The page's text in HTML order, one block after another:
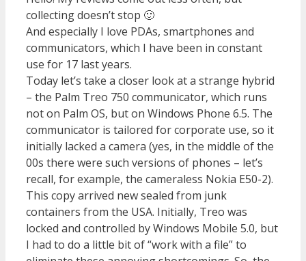
collecting doesn’t stop 🙂
And especially I love PDAs, smartphones and
communicators, which I have been in constant
use for 17 last years.
Today let’s take a closer look at a strange hybrid
– the Palm Treo 750 communicator, which runs
not on Palm OS, but on Windows Phone 6.5. The
communicator is tailored for corporate use, so it
initially lacked a camera (yes, in the middle of the
00s there were such versions of phones – let’s
recall, for example, the cameraless Nokia E50-2).
This copy arrived new sealed from junk
containers from the USA. Initially, Treo was
locked and controlled by Windows Mobile 5.0, but
I had to do a little bit of “work with a file” to